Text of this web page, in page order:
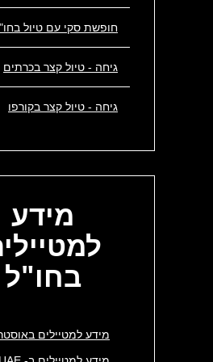
חופשת סקי עם טיול
גיחה - טיול קצר בכרתים
גיחה - טיול קצר בקורפו
מידע
בחו"ל
מידע למטיילים